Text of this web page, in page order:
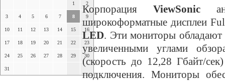
1 2
3 4 5 6 7 8 9
10 11 12 13 14 15 16
17 18 19 20 21 22 23
24 25 26 27 28 29 30
31
КорпорацияViewSonic
широкоформатные дисплеи
LED. Эти мониторы
увеличенными углами
(скорость до 12,28 Гбайт/
подключения. Мониторы